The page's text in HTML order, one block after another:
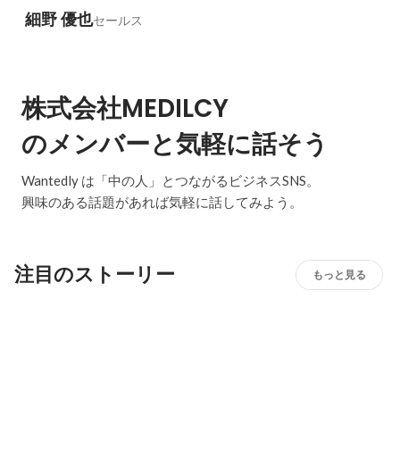
細野 優也セールス
株式会社MEDILCY
のメンバーと気軽に話そう
Wantedly は「中の人」とつながるビジネスSNS。
興味のある話題があれば気軽に話してみよう。
注目のストーリー もっと見る